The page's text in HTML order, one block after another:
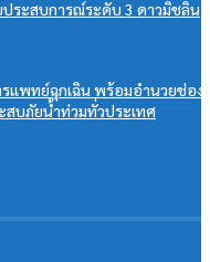
ระสบการณ์ระดับ 3 ดาวมิชลิน
รแพทย์ฉุกเฉิน พร้อมอำนวยช่อง
สบภัยน้ำท่วมทั่วประเทศ